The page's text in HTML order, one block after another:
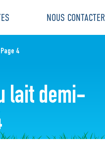
NOUS CONTACTER
Page 4
lait demi-